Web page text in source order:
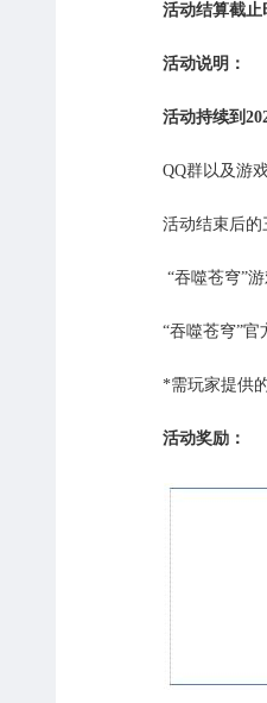
活动结算截止
活动说明：
活动持续到
QQ群以及游
活动结束后
“吞噬苍穹”
“吞噬苍穹”官
*需玩家提供
活动奖励：